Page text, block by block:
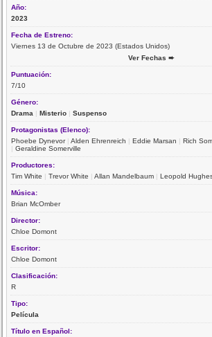
Año:
2023
Fecha de Estreno:
Viernes 13 de Octubre de 2023 (Estados Unidos)
Ver Fechas ➨
Puntuación:
7/10
Género:
Drama |Misterio |Suspenso
Protagonistas (Elenco):
Phoebe Dynevor|Alden Ehrenreich |Eddie Marsan |Rich
|Geraldine Somerville
Productores:
Tim White |Trevor White |Allan Mandelbaum |Leopold
Música:
Brian McOmber
Director:
Chloe Domont
Escritor:
Chloe Domont
Clasificación:
R
Tipo:
Película
Título en Español: